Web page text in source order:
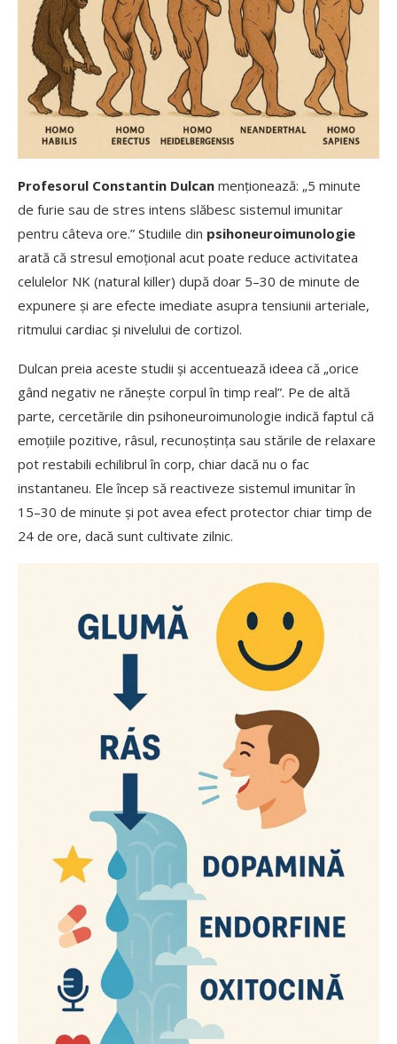
Profesorul Constantin Dulcan menționează: „5 minute
de furie sau de stres intens slăbesc sistemul imunitar
pentru câteva ore.” Studiile din psihoneuroimunologie
arată că stresul emoțional acut poate reduce activitatea
celulelor NK (natural killer) după doar 5–30 de minute de
expunere și are efecte imediate asupra tensiunii arteriale,
ritmului cardiac și nivelului de cortizol.
Dulcan preia aceste studii și accentuează ideea că „orice
gând negativ ne rănește corpul în timp real”. Pe de altă
parte, cercetările din psihoneuroimunologie indică faptul că
emoțiile pozitive, râsul, recunoștința sau stările de relaxare
pot restabili echilibrul în corp, chiar dacă nu o fac
instantaneu. Ele încep să reactiveze sistemul imunitar în
15–30 de minute și pot avea efect protector chiar timp de
24 de ore, dacă sunt cultivate zilnic.